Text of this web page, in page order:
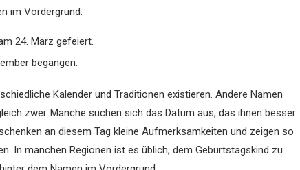
im Vordergrund.
24. März gefeiert.
begangen.
Kalender und Traditionen existieren. Andere Namen
zwei. Manche suchen sich das Datum aus, das ihnen besser
an diesem Tag kleine Aufmerksamkeiten und zeigen so
In manchen Regionen ist es üblich, dem Geburtstagskind zu